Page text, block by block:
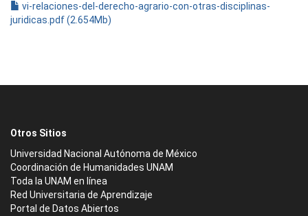
vi-relaciones-del-derecho-agrario-con-otras-disciplinas-
juridicas.pdf (2.654Mb)
Otros Sitios
Universidad Nacional Autónoma de México
Coordinación de Humanidades UNAM
Toda la UNAM en línea
Red Universitaria de Aprendizaje
Portal de Datos Abiertos